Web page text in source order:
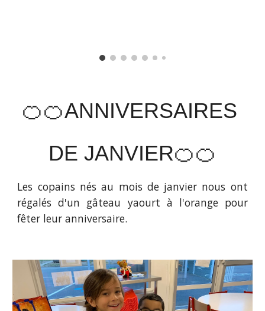
🍊🍊ANNIVERSAIRES
DE JANVIER🍊🍊
Les copains nés au mois de janvier nous ont
régalés d'un gâteau yaourt à l'orange pour
fêter leur anniversaire.